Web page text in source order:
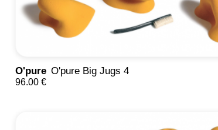
O'pure O'pure Big Jugs 4
96.00 €